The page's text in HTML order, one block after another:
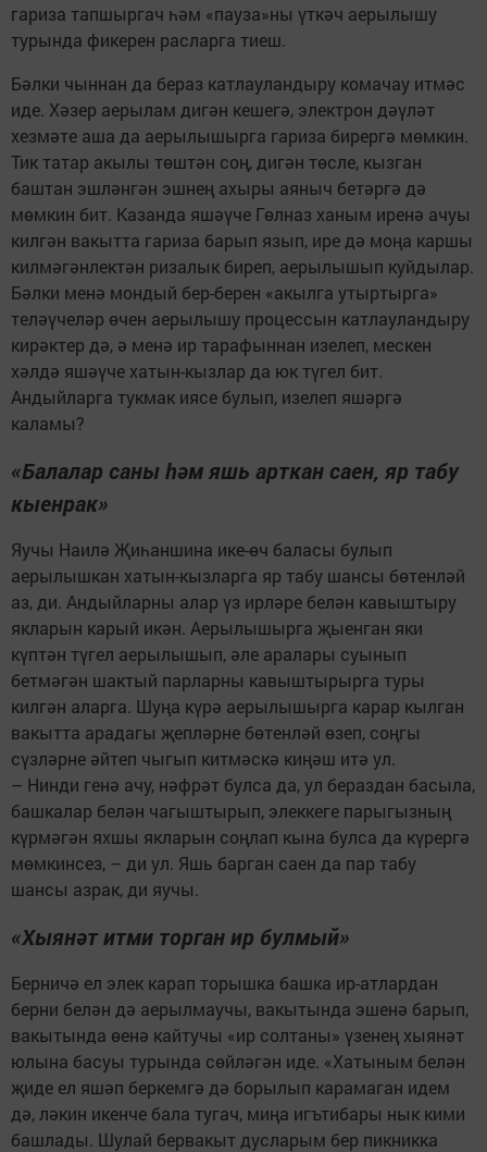
гариза тапшыргач һәм «пауза»ны үткәч аерылышу
турында фикерен расларга тиеш.
Бәлки чыннан да бераз катлауландыру комачау итмәс
иде. Хәзер аерылам дигән кешегә, электрон дәүләт
хезмәте аша да аерылышырга гариза бирергә мөмкин.
Тик татар акылы төштән соң, дигән төсле, кызган
баштан эшләнгән эшнең ахыры аяныч бетәргә дә
мөмкин бит. Казанда яшәүче Гөлназ ханым иренә ачуы
килгән вакытта гариза барып язып, ире дә моңа каршы
килмәгәнлектән ризалык биреп, аерылышып куйдылар.
Бәлки менә мондый бер-берен «акылга утыртырга»
теләүчеләр өчен аерылышу процессын катлауландыру
кирәктер дә, ә менә ир тарафыннан изелеп, мескен
хәлдә яшәүче хатын-кызлар да юк түгел бит.
Андыйларга тукмак иясе булып, изелеп яшәргә
каламы?
«Балалар саны һәм яшь арткан саен, яр табу
кыенрак»
Яучы Наилә Җиһаншина ике-өч баласы булып
аерылышкан хатын-кызларга яр табу шансы бөтенләй
аз, ди. Андыйларны алар үз ирләре белән кавыштыру
якларын карый икән. Аерылышырга җыенган яки
күптән түгел аерылышып, әле аралары суынып
бетмәгән шактый парларны кавыштырырга туры
килгән аларга. Шуңа күрә аерылышырга карар кылган
вакытта арадагы җепләрне бөтенләй өзеп, соңгы
сүзләрне әйтеп чыгып китмәскә киңәш итә ул.
– Нинди генә ачу, нәфрәт булса да, ул бераздан басыла,
башкалар белән чагыштырып, элеккеге парыгызның
күрмәгән яхшы якларын соңлап кына булса да күрергә
мөмкинсез, – ди ул. Яшь барган саен да пар табу
шансы азрак, ди яучы.
«Хыянәт итми торган ир булмый»
Берничә ел элек карап торышка башка ир-атлардан
берни белән дә аерылмаучы, вакытында эшенә барып,
вакытында өенә кайтучы «ир солтаны» үзенең хыянәт
юлына басуы турында сөйләгән иде. «Хатыным белән
җиде ел яшәп беркемгә дә борылып карамаган идем
дә, ләкин икенче бала тугач, миңа игътибары нык кими
башлады. Шулай бервакыт дусларым бер пикникка